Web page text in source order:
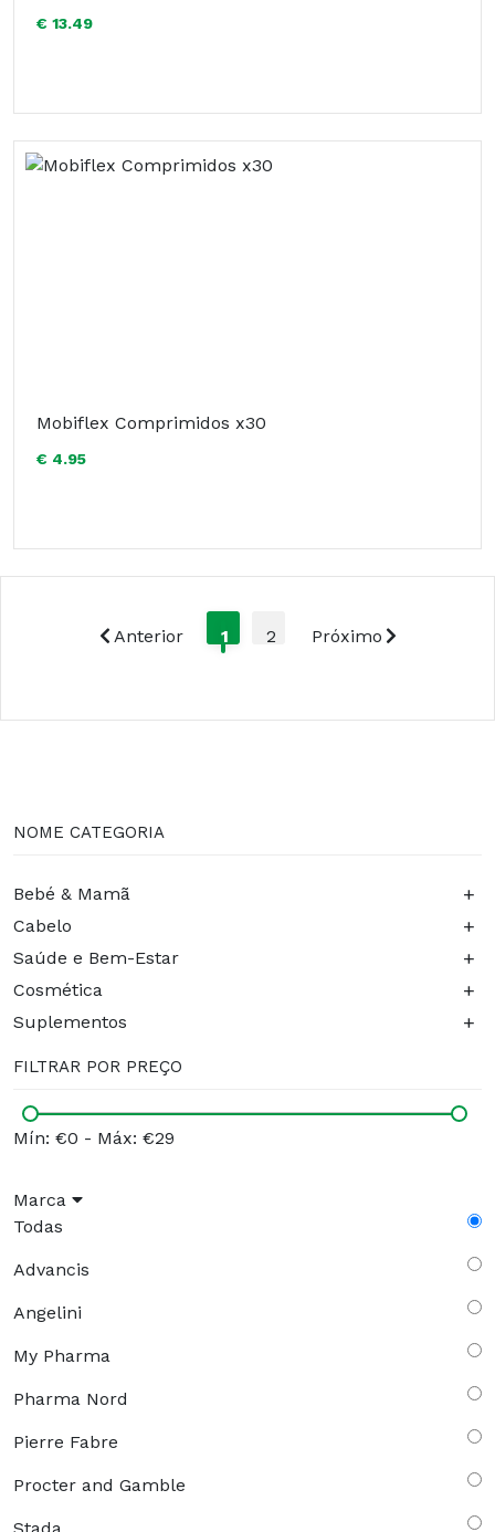
€ 13.49
Mobiflex Comprimidos x30
€ 4.95
Anterior 1 2 Próximo
NOME CATEGORIA
Bebé & Mamã +
Cabelo +
Saúde e Bem-Estar +
Cosmética +
Suplementos +
FILTRAR POR PREÇO
Mín: €0 - Máx: €29
Marca
Todas
Advancis
Angelini
My Pharma
Pharma Nord
Pierre Fabre
Procter and Gamble